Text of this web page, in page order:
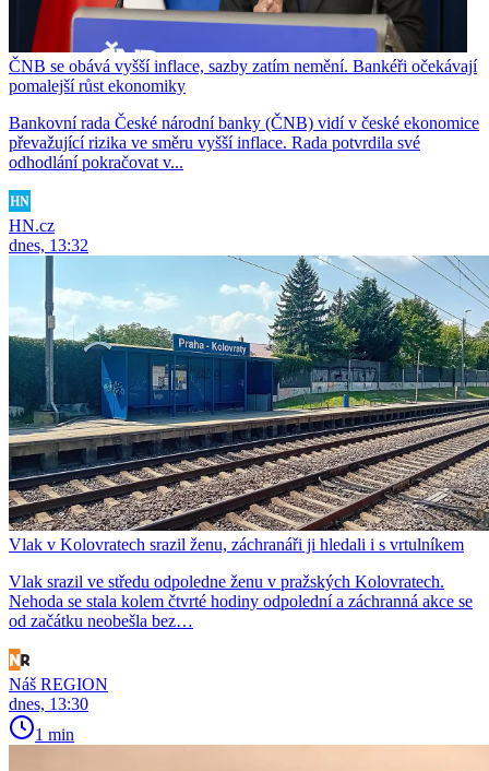
ČNB se obává vyšší inflace, sazby zatím nemění. Bankéři očekávají
pomalejší růst ekonomiky
Bankovní rada České národní banky (ČNB) vidí v české ekonomice
převažující rizika ve směru vyšší inflace. Rada potvrdila své
odhodlání pokračovat v...
HN.cz
dnes, 13:32
Vlak v Kolovratech srazil ženu, záchranáři ji hledali i s vrtulníkem
Vlak srazil ve středu odpoledne ženu v pražských Kolovratech.
Nehoda se stala kolem čtvrté hodiny odpolední a záchranná akce se
od začátku neobešla bez…
Náš REGION
dnes, 13:30
1 min